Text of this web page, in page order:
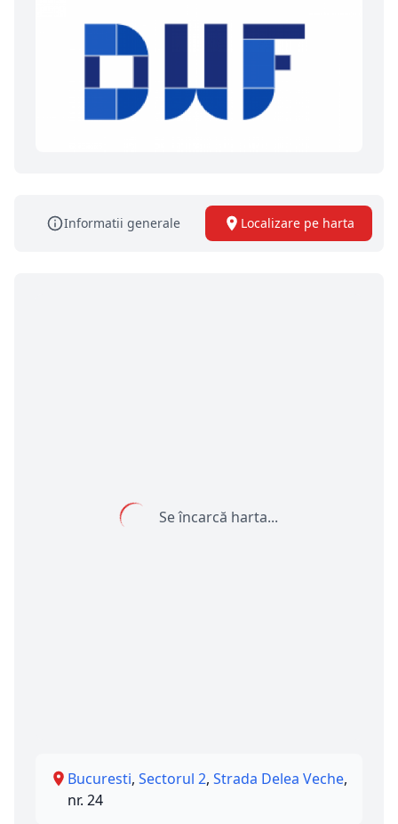
Informatii generale Localizare pe harta
Se încarcă harta...
Bucuresti, Sectorul 2, Strada Delea Veche,
nr. 24